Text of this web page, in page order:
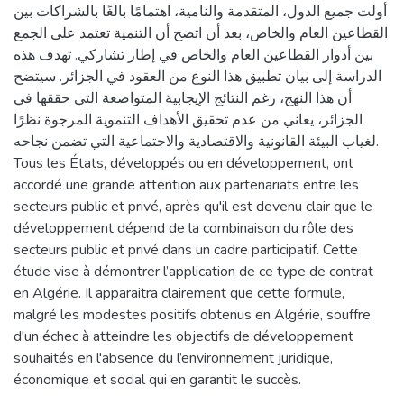
أولت جميع الدول، المتقدمة والنامية، اهتمامًا بالغًا بالشراكات بين
القطاعين العام والخاص، بعد أن اتضح أن التنمية تعتمد على الجمع
بين أدوار القطاعين العام والخاص في إطار تشاركي. تهدف هذه
الدراسة إلى بيان تطبيق هذا النوع من العقود في الجزائر. سيتضح
أن هذا النهج، رغم النتائج الإيجابية المتواضعة التي حققها في
الجزائر، يعاني من عدم تحقيق الأهداف التنموية المرجوة نظرًا
لغياب البيئة القانونية والاقتصادية والاجتماعية التي تضمن نجاحه.
Tous les États, développés ou en développement, ont
accordé une grande attention aux partenariats entre les
secteurs public et privé, après qu'il est devenu clair que le
développement dépend de la combinaison du rôle des
secteurs public et privé dans un cadre participatif. Cette
étude vise à démontrer l’application de ce type de contrat
en Algérie. Il apparaitra clairement que cette formule,
malgré les modestes positifs obtenus en Algérie, souffre
d'un échec à atteindre les objectifs de développement
souhaités en l'absence du l’environnement juridique,
économique et social qui en garantit le succès.